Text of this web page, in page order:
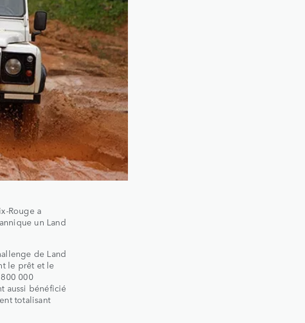
Rouge a
un Land
de Land
le prêt et le
000
aussi bénéficié
totalisant